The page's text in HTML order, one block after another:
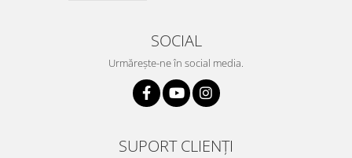
SOCIAL
Urmărește-ne în social media.
SUPORT CLIENȚI